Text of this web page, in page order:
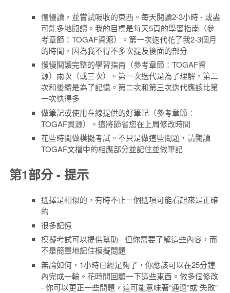
慢慢讀，並嘗試吸收的東西。每天閱讀2-3小時 - 或盡
可能多地閱讀。我的目標是每天5頁的學習指南（參
考章節：TOGAF資源）。第一次迭代花了我2-3個月
的時間，因為我不得不多次提及後面的部分
慢慢閱讀完整的學習指南（參考章節：TOGAF資
源）兩次（或三次）。第一次迭代是為了理解，第二
次和後續是為了記憶。第二次和第三次迭代應該比第
一次快得多
做筆記或使用在線提供的好筆記（參考章節：
TOGAF資源）。這將節省您在上周修改時間
花些時間做模擬考試。不只是做這些問題，請閱讀
TOGAF文檔中的相應部分並記住並做筆記
第1部分 - 提示
選擇是相似的，有時不止一個選項可能看起來是正確
的
很多記憶
模擬考試可以提供幫助 - 但你需要了解這些內容，而
不是簡單地記住模擬問題
無論如何，1小時已經足夠了，你應該可以在25分鐘
內完成一輪。花時間回顧一下這些東西。做多個修改
- 你可以更正一些問題，這可能意味著“通過”或“失敗”